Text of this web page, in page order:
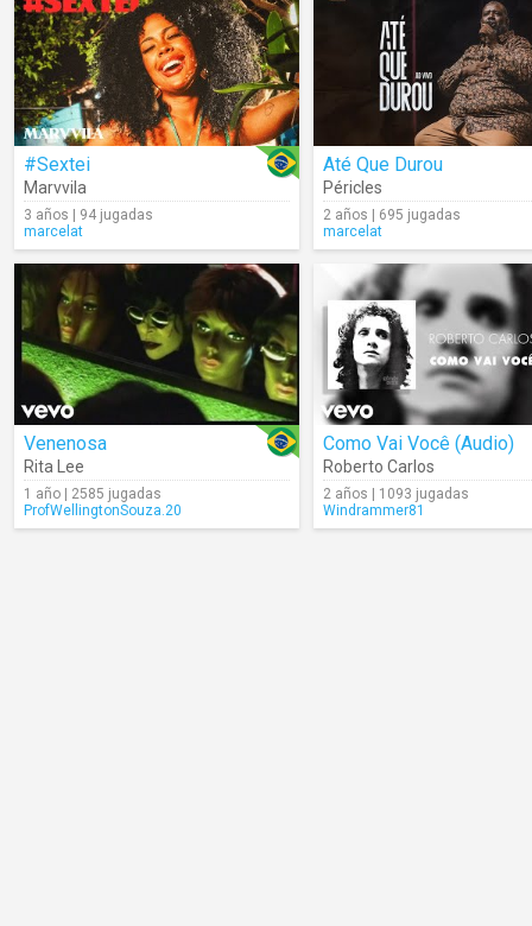
#Sextei
Marvvila
3 años | 94 jugadas
marcelat
Até Que Durou
Péricles
2 años | 695 jugadas
marcelat
Venenosa
Rita Lee
1 año | 2585 jugadas
ProfWellingtonSouza.20
Como Vai Você (Audio)
Roberto Carlos
2 años | 1093 jugadas
Windrammer81